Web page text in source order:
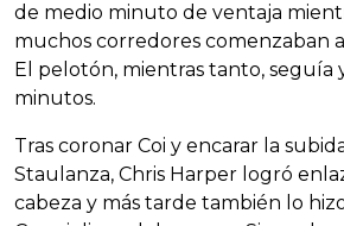
de medio minuto de ventaja
muchos corredores comenzaban
El pelotón, mientras tanto, seguía
minutos.
Tras coronar Coi y encarar la
Staulanza, Chris Harper logró
cabeza y más tarde también lo